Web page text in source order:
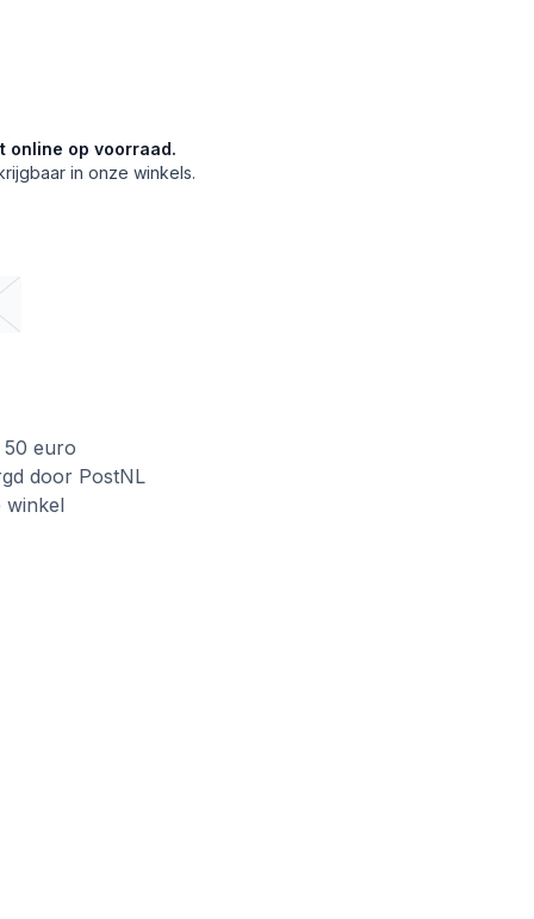
online op voorraad.
in onze winkels.
50 euro
door PostNL
winkel